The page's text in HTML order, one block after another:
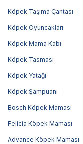
Köpek Taşıma Çantası
Köpek Oyuncakları
Köpek Mama Kabı
Köpek Tasması
Köpek Yatağı
Köpek Şampuanı
Bosch Köpek Maması
Felicia Köpek Maması
Advance Köpek Maması